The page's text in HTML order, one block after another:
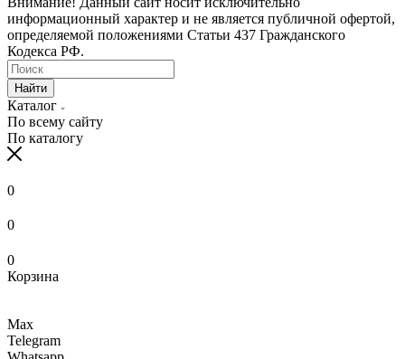
информационный характер и не является публичной офертой,
определяемой положениями Статьи 437 Гражданского
Кодекса РФ.
Найти
Каталог
По всему сайту
По каталогу
0
0
0
Корзина
Max
Telegram